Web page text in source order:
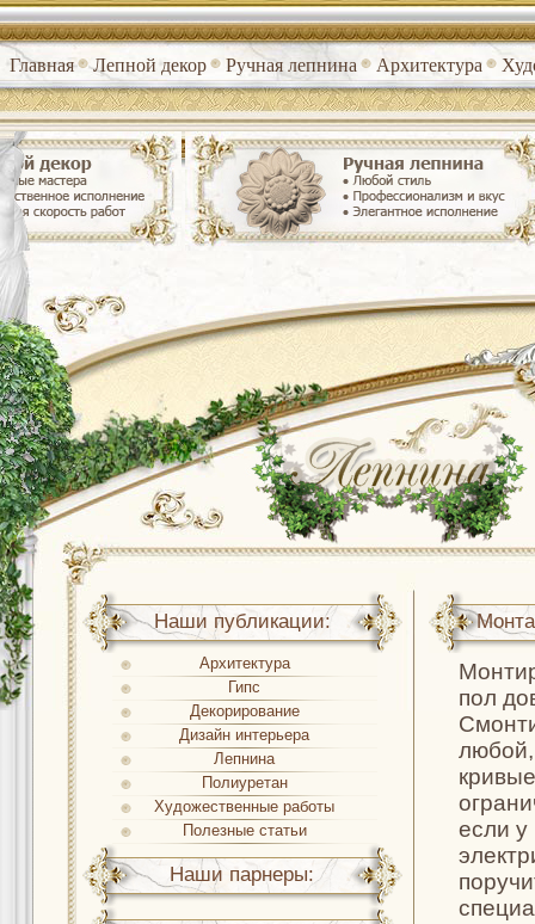
Главная Лепной декор Ручная лепнина Архитектура
пол
любой,
если у
Наши публикации:
Архитектура
Гипс
Декорирование
Дизайн интерьера
Лепнина
Полиуретан
Художественные работы
Полезные статьи
Наши парнеры: